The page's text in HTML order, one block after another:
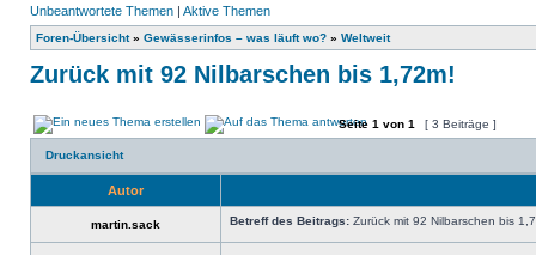
Unbeantwortete Themen | Aktive Themen
Foren-Übersicht» Gewässerinfos – was läuft wo? » Weltweit
Zurück mit 92 Nilbarschen bis 1,72m!
Seite 1 von 1 [ 3 Beiträge ]
Druckansicht
Autor
martin.sack Betreff des Beitrags: Zurück mit 92 Nilbarschen bis